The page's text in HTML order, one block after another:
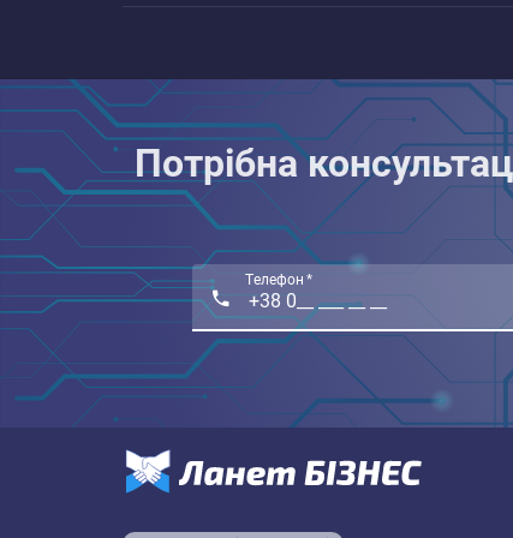
Потрібна
Телефон *